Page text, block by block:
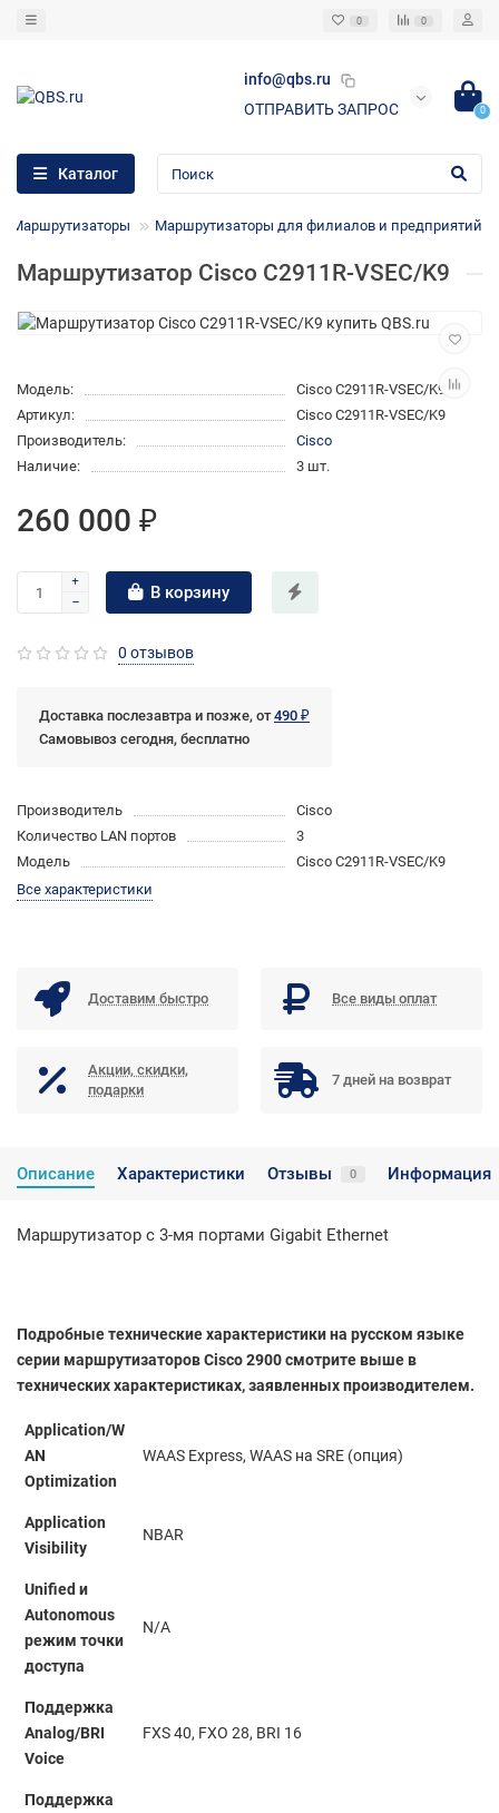
0 0
info@qbs.ru
ОТПРАВИТЬ ЗАПРОС
0
Каталог
Маршрутизаторы Маршрутизаторы для филиалов и предприятий
Маршрутизатор Cisco C2911R-VSEC/K9
Модель:
Cisco C2911R-VSEC/K9
Артикул:
Cisco C2911R-VSEC/K9
Производитель:
Cisco
Наличие:
3 шт.
260 000 ₽
В корзину
0 отзывов
Доставка послезавтра и позже, от490 ₽
Самовывоз сегодня, бесплатно
Производитель
Cisco
Количество LAN портов
3
Модель
Cisco C2911R-VSEC/K9
Все характеристики
Доставим быстро Все виды оплат
Акции, скидки,
подарки
7 дней на возврат
Описание Характеристики Отзывы 0 Информация
Маршрутизатор с 3-мя портами Gigabit Ethernet
Подробные технические характеристики на русском языке
серии маршрутизаторов Cisco 2900 смотрите выше в
технических характеристиках, заявленных производителем.
Application/W
AN
Optimization
WAAS Express, WAAS на SRE (опция)
Application
Visibility
NBAR
Unified и
Autonomous
режим точки
доступа
N/A
Поддержка
Analog/BRI
Voice
FXS 40, FXO 28, BRI 16
Поддержка